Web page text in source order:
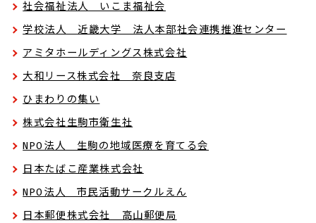
社会福祉法人 いこま福祉会
学校法人 近畿大学 法人本部社会連携推進センター
アミタホールディングス株式会社
大和リース株式会社 奈良支店
ひまわりの集い
株式会社生駒市衛生社
NPO法人 生駒の地域医療を育てる会
日本たばこ産業株式会社
NPO法人 市民活動サークルえん
日本郵便株式会社 高山郵便局